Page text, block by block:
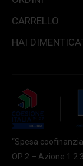
CARRELLO
HAI
“Spesa
OP 2 – Azione